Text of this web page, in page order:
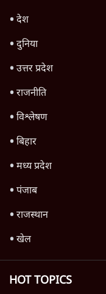
देश
दुनिया
उत्तर प्रदेश
राजनीति
विश्लेषण
बिहार
मध्य प्रदेश
पंजाब
राजस्थान
खेल
HOT TOPICS